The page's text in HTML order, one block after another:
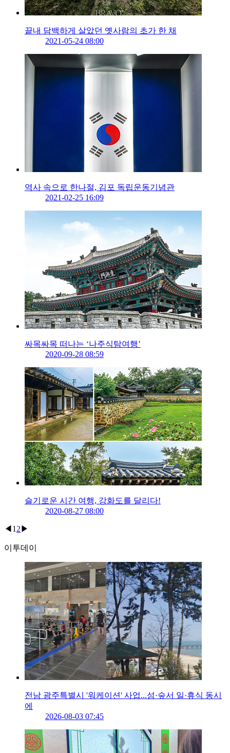
끝내 담백하게 살았던 옛사람의 초가 한 채
2021-05-24 08:00
역사 속으로 한나절, 김포 독립운동기념관
2021-02-25 16:09
싸목싸목 떠나는 ‘나주식탐여행’
2020-09-28 08:59
슬기로운 시간 여행, 강화도를 달리다!
2020-08-27 08:00
◀ 1 2 ▶
이투데이
전남 광주특별시 '워케이션' 사업...섬·숲서 일·휴식 동시
에
2026-08-03 07:45